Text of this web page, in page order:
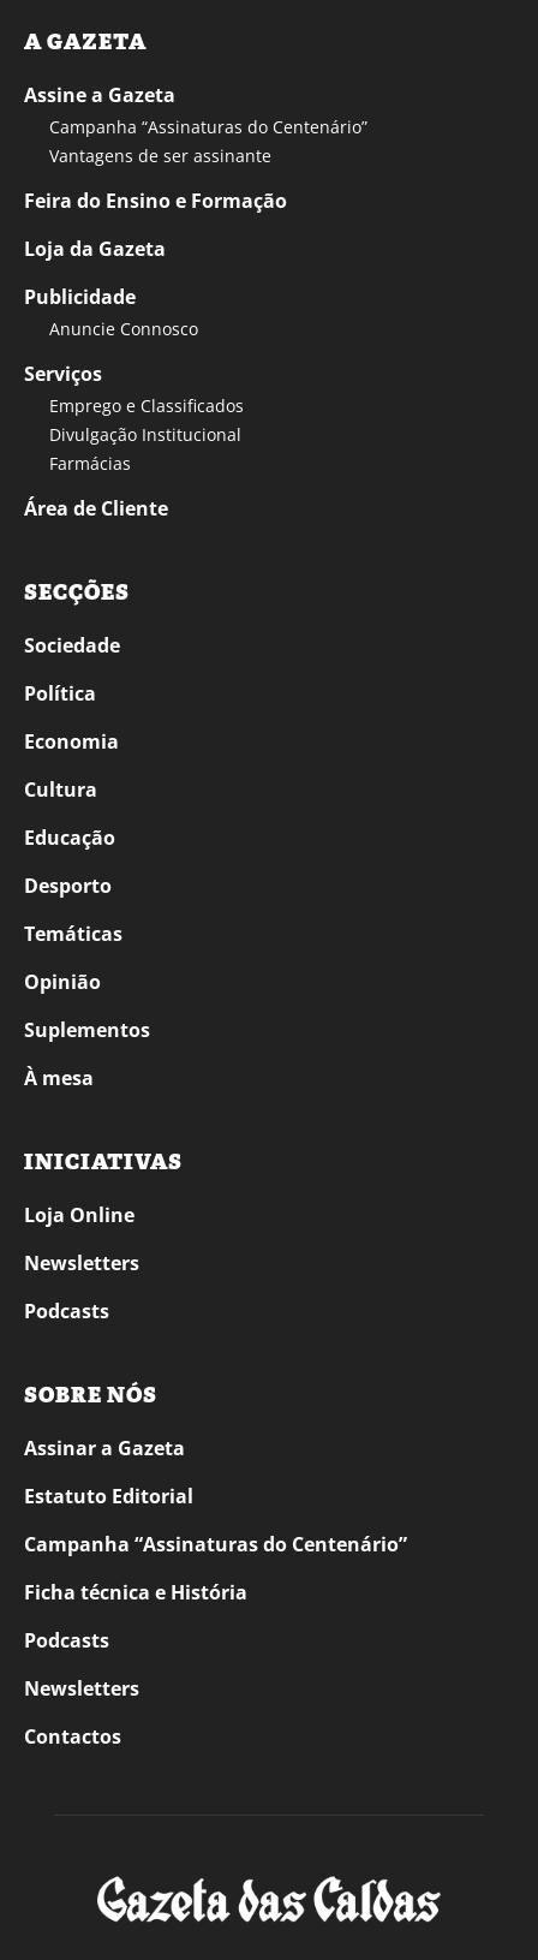
A GAZETA
Assine a Gazeta
Campanha “Assinaturas do Centenário”
Vantagens de ser assinante
Feira do Ensino e Formação
Loja da Gazeta
Publicidade
Anuncie Connosco
Serviços
Emprego e Classificados
Divulgação Institucional
Farmácias
Área de Cliente
SECÇÕES
Sociedade
Política
Economia
Cultura
Educação
Desporto
Temáticas
Opinião
Suplementos
À mesa
INICIATIVAS
Loja Online
Newsletters
Podcasts
SOBRE NÓS
Assinar a Gazeta
Estatuto Editorial
Campanha “Assinaturas do Centenário”
Ficha técnica e História
Podcasts
Newsletters
Contactos